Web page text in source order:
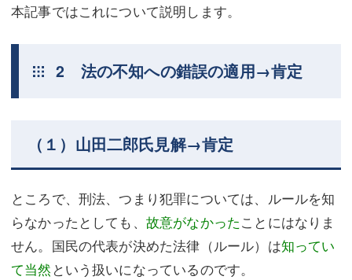
本記事ではこれについて説明します。
2 法の不知への錯誤の適用→肯定
（１）山田二郎氏見解→肯定
ところで、刑法、つまり犯罪については、ルールを知
らなかったとしても、 故意がなかったことにはなりま
せん。国民の代表が決めた法律（ルール）は知ってい
て当然 という扱いになっているのです。